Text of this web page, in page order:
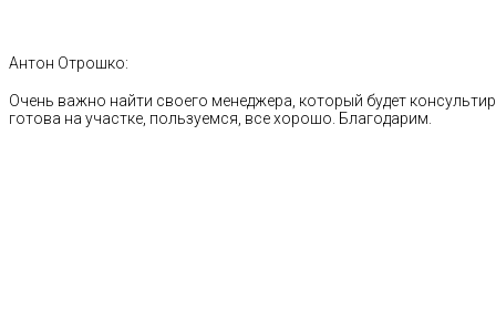
Антон Отрошко:
Очень важно найти своего менеджера, который будет
готова на участке, пользуемся, все хорошо. Благодарим.